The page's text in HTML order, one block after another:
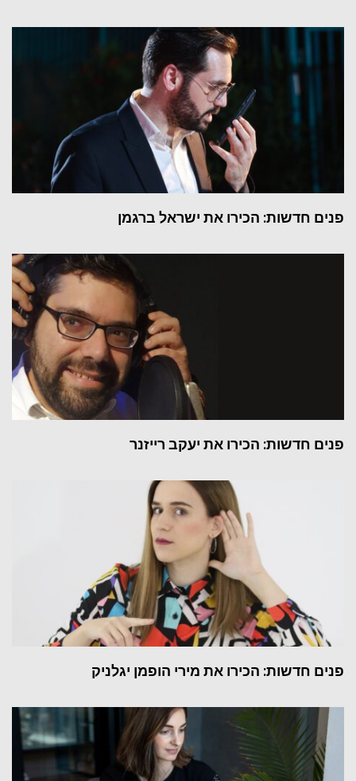
פנים חדשות: הכירו את ישראל ברגמן
פנים חדשות: הכירו את יעקב רייזנר
פנים חדשות: הכירו את מירי הופמן יגלניק